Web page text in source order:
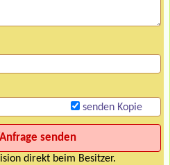
senden Kopie
direkt beim Besitzer.